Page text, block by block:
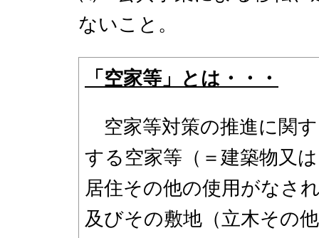
ないこと。
「空家等」とは・・・
空家等対策の推進に関
する空家等（＝建築物又
居住その他の使用がなさ
及びその敷地（立木その